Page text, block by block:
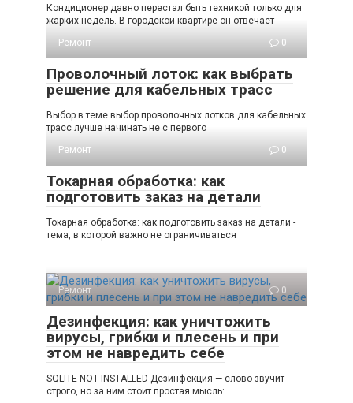
Кондиционер давно перестал быть техникой только для
жарких недель. В городской квартире он отвечает
Ремонт
0
Проволочный лоток: как выбрать
решение для кабельных трасс
Выбор в теме выбор проволочных лотков для кабельных
трасс лучше начинать не с первого
Ремонт
0
Токарная обработка: как
подготовить заказ на детали
Токарная обработка: как подготовить заказ на детали -
тема, в которой важно не ограничиваться
Ремонт 0
Дезинфекция: как уничтожить
вирусы, грибки и плесень и при
этом не навредить себе
SQLITE NOT INSTALLED Дезинфекция — слово звучит
строго, но за ним стоит простая мысль: